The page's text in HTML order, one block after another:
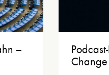
–
Change